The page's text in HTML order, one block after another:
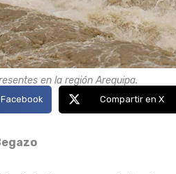
en la región Arequipa.
Compartir en X